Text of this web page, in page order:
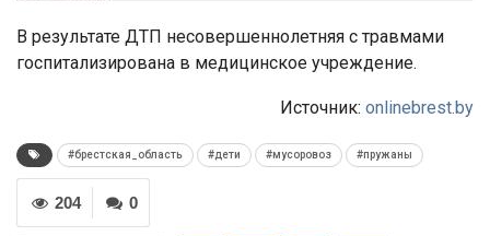
В результате ДТП несовершеннолетняя с травмами
госпитализирована в медицинское учреждение.
Источник: onlinebrest.by
#брестская_область #дети #мусоровоз #пружаны
0
204